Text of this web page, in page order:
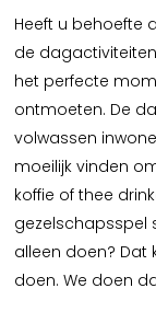
Heeft u behoefte
de
het perfecte
ontmoeten. De
volwassen
moeilijk vinden
koffie of thee
gezelschapsspel
alleen doen? Dat
doen. We doen